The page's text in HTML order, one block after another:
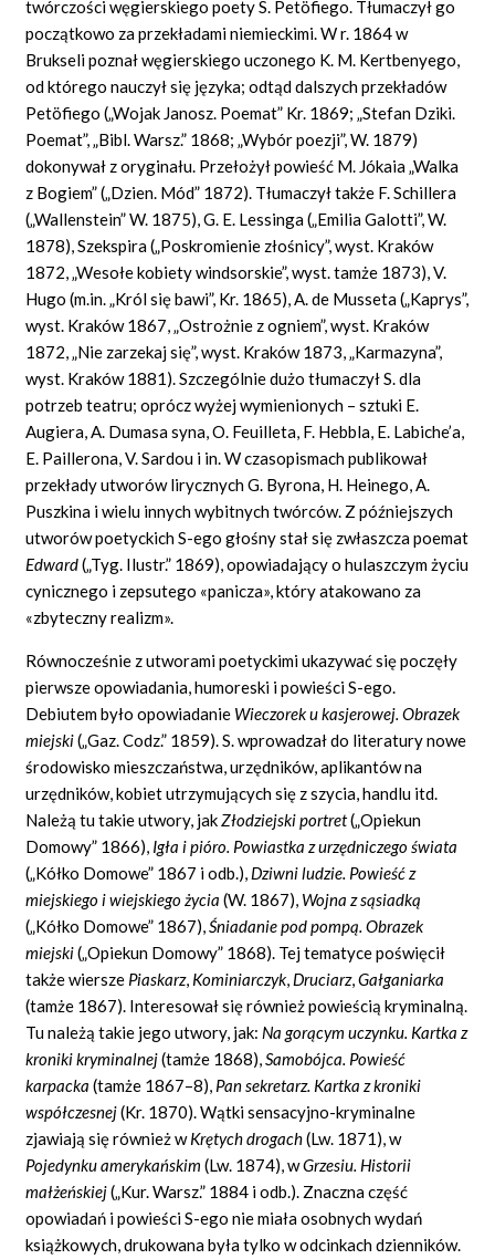
twórczości węgierskiego poety S. Petöfiego. Tłumaczył go
początkowo za przekładami niemieckimi. W r. 1864 w
Brukseli poznał węgierskiego uczonego K. M. Kertbenyego,
od którego nauczył się języka; odtąd dalszych przekładów
Petöfiego („Wojak Janosz. Poemat” Kr. 1869; „Stefan Dziki.
Poemat”, „Bibl. Warsz.” 1868; „Wybór poezji”, W. 1879)
dokonywał z oryginału. Przełożył powieść M. Jókaia „Walka
z Bogiem” („Dzien. Mód” 1872). Tłumaczył także F. Schillera
(„Wallenstein” W. 1875), G. E. Lessinga („Emilia Galotti”, W.
1878), Szekspira („Poskromienie złośnicy”, wyst. Kraków
1872, „Wesołe kobiety windsorskie”, wyst. tamże 1873), V.
Hugo (m.in. „Król się bawi”, Kr. 1865), A. de Musseta („Kaprys”,
wyst. Kraków 1867, „Ostrożnie z ogniem”, wyst. Kraków
1872, „Nie zarzekaj się”, wyst. Kraków 1873, „Karmazyna”,
wyst. Kraków 1881). Szczególnie dużo tłumaczył S. dla
potrzeb teatru; oprócz wyżej wymienionych – sztuki E.
Augiera, A. Dumasa syna, O. Feuilleta, F. Hebbla, E. Labiche’a,
E. Paillerona, V. Sardou i in. W czasopismach publikował
przekłady utworów lirycznych G. Byrona, H. Heinego, A.
Puszkina i wielu innych wybitnych twórców. Z późniejszych
utworów poetyckich S-ego głośny stał się zwłaszcza poemat
Edward(„Tyg. Ilustr.” 1869), opowiadający o hulaszczym życiu
cynicznego i zepsutego «panicza», który atakowano za
«zbyteczny realizm».
Równocześnie z utworami poetyckimi ukazywać się poczęły
pierwsze opowiadania, humoreski i powieści S-ego.
Debiutem było opowiadanie Wieczorek u kasjerowej. Obrazek
miejski(„Gaz. Codz.” 1859). S. wprowadzał do literatury nowe
środowisko mieszczaństwa, urzędników, aplikantów na
urzędników, kobiet utrzymujących się z szycia, handlu itd.
Należą tu takie utwory, jakZłodziejski portret(„Opiekun
Domowy” 1866), Igła i pióro. Powiastka z urzędniczego świata
(„Kółko Domowe” 1867 i odb.), Dziwni ludzie. Powieść z
miejskiego i wiejskiego życia(W. 1867), Wojna z sąsiadką
(„Kółko Domowe” 1867),Śniadanie pod pompą. Obrazek
miejski(„Opiekun Domowy” 1868). Tej tematyce poświęcił
także wiersze Piaskarz, Kominiarczyk, Druciarz,Gałganiarka
(tamże 1867). Interesował się również powieścią kryminalną.
Tu należą takie jego utwory, jak: Na gorącym uczynku. Kartka z
kroniki kryminalnej(tamże 1868),Samobójca. Powieść
karpacka(tamże 1867–8), Pan sekretarz. Kartka z kroniki
współczesnej(Kr. 1870). Wątki sensacyjno-kryminalne
zjawiają się również wKrętych drogach(Lw. 1871), w
Pojedynku amerykańskim(Lw. 1874), wGrzesiu. Historii
małżeńskiej(„Kur. Warsz.” 1884 i odb.). Znaczna część
opowiadań i powieści S-ego nie miała osobnych wydań
książkowych, drukowana była tylko w odcinkach dzienników.